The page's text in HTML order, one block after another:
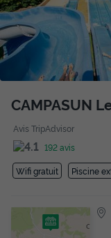
CAMPASUN
Avis TripAdvisor
192 avis
Wifi gratuit Piscine